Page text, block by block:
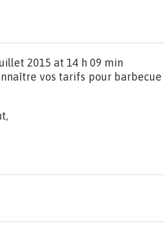
2015 at 14 h 09 min
vos tarifs pour